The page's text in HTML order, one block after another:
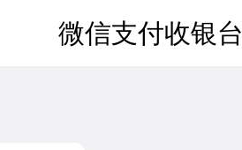
微信支付收银台